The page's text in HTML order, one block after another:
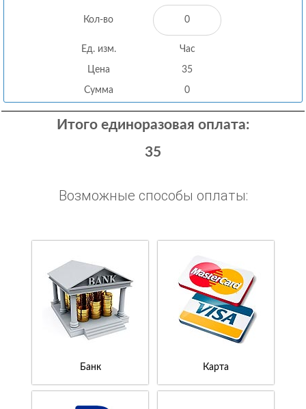
Кол-во
Ед. изм. Час
Цена 35
Сумма 0
Итого единоразовая оплата:
35
Возможные способы оплаты:
Банк Карта